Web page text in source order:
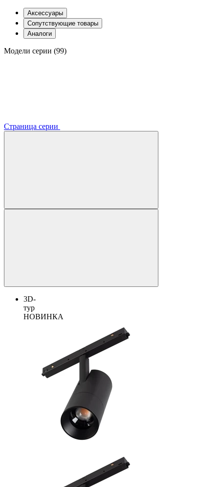
Аксессуары
Сопутствующие товары
Аналоги
Модели серии (99)
Страница серии
3D-
тур
НОВИНКА